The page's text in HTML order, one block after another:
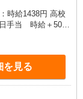
時給1438円 高校
時給＋150円
を見る